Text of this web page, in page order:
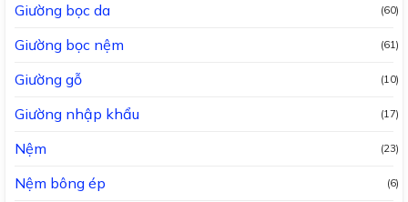
Giường bọc da (60)
Giường bọc nệm (61)
Giường gỗ (10)
Giường nhập khẩu (17)
Nệm (23)
Nệm bông ép (6)